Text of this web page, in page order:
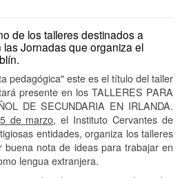
de los talleres destinados a
Jornadas que organiza el
pedagógica" este es el título del taller
presente en los TALLERES PARA
DE SECUNDARIA EN IRLANDA.
de marzo, el Instituto Cervantes de
entidades, organiza los talleres
nota de ideas para trabajar en
lengua extranjera.